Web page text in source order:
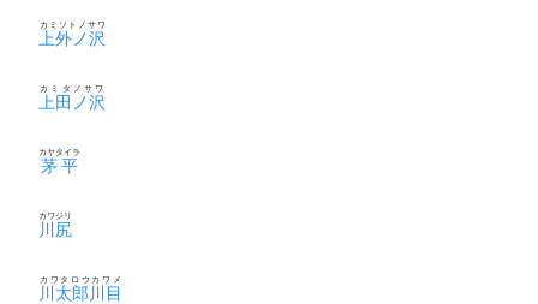
上外ノ沢
カミソトノサワ
上田ノ沢
カミタノサワ
茅平
カヤタイラ
川尻
カワジリ
川太郎川目
カワタロウカワメ